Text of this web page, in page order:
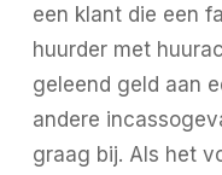
een klant die een
huurder met
geleend geld aan
andere
graag bij. Als het